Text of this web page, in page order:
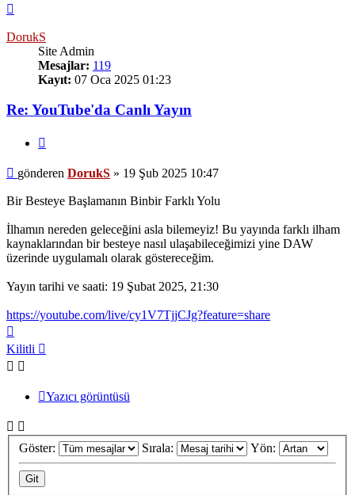
DorukS
Site Admin
Mesajlar: 119
Kayıt: 07 Oca 2025 01:23
Re: YouTube'da Canlı Yayın
Mesaj
gönderen DorukS » 19 Şub 2025 10:47
Bir Besteye Başlamanın Binbir Farklı Yolu
İlhamın nereden geleceğini asla bilemeyiz! Bu yayında farklı ilham
kaynaklarından bir besteye nasıl ulaşabileceğimizi yine DAW
üzerinde uygulamalı olarak göstereceğim.
Yayın tarihi ve saati: 19 Şubat 2025, 21:30
https://youtube.com/live/cy1V7TjjCJg?feature=share
dön
Kilitli
Yazıcı görüntüsü
Göster: Sırala: Yön: